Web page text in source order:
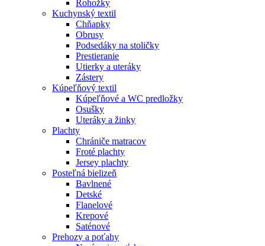
Rohožky
Kuchynský textil
Chňapky
Obrusy
Podsedáky na stoličky
Prestieranie
Utierky a uteráky
Zástery
Kúpeľňový textil
Kúpeľňové a WC predložky
Osušky
Uteráky a žinky
Plachty
Chrániče matracov
Froté plachty
Jersey plachty
Posteľná bielizeň
Bavlnené
Detské
Flanelové
Krepové
Saténové
Prehozy a poťahy